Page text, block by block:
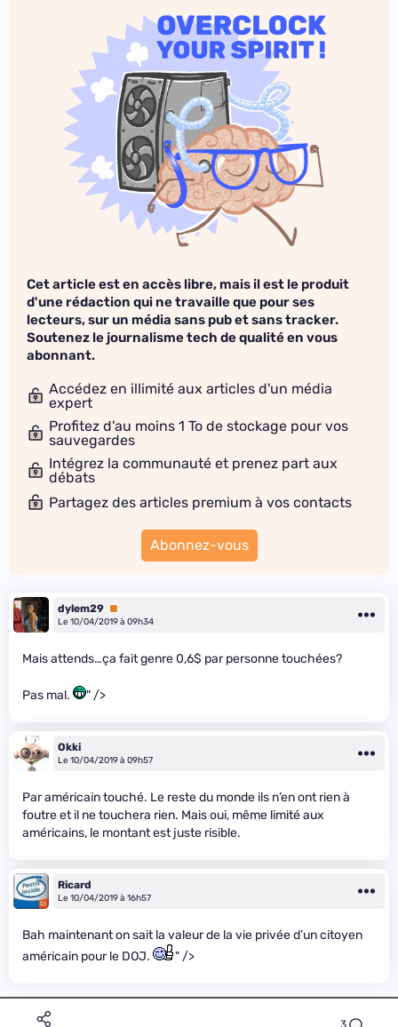
3
Cet article est en accès libre, mais il est le produit
d'une rédaction qui ne travaille que pour ses
lecteurs, sur un média sans pub et sans tracker.
Soutenez le journalisme tech de qualité en vous
abonnant.
Accédez en illimité aux articles d'un média
expert
Profitez d'au moins 1 To de stockage pour vos
sauvegardes
Intégrez la communauté et prenez part aux
débats
Partagez des articles premium à vos contacts
Abonnez-vous
dylem29 Premium
Le 10/04/2019 à 09h34
Mais attends…ça fait genre 0,6$ par personne touchées?
Pas mal. " />
Okki
Le 10/04/2019 à 09h57
Par américain touché. Le reste du monde ils n’en ont rien à
foutre et il ne touchera rien. Mais oui, même limité aux
américains, le montant est juste risible.
Ricard
Le 10/04/2019 à 16h57
Bah maintenant on sait la valeur de la vie privée d’un citoyen
américain pour le DOJ.
" />